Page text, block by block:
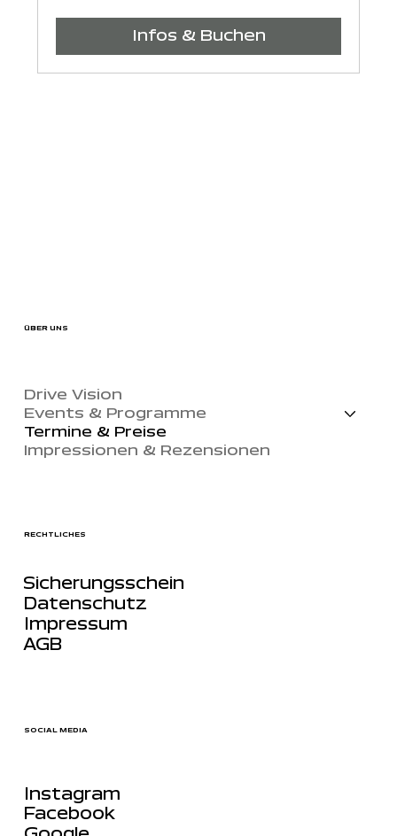
Infos & Buchen
ÜBER UNS
Drive Vision
Events & Programme
Termine & Preise
Impressionen & Rezensionen
RECHTLICHES
Sicherungsschein
Datenschutz
Impressum
AGB
SOCIAL MEDIA
Instagram
Facebook